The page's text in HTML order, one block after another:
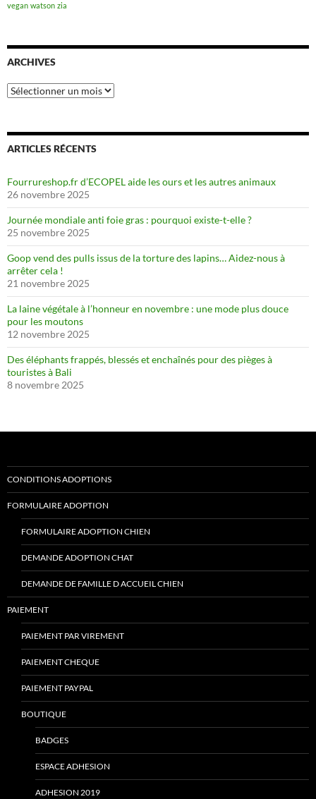
vegan watson zia
ARCHIVES
Archives
ARTICLES RÉCENTS
Fourrureshop.fr d’ECOPEL aide les ours et les autres animaux
26 novembre 2025
Journée mondiale anti foie gras : pourquoi existe-t-elle ?
25 novembre 2025
Goop vend des pulls issus de la torture des lapins… Aidez-nous à
arrêter cela !
21 novembre 2025
La laine végétale à l’honneur en novembre : une mode plus douce
pour les moutons
12 novembre 2025
Des éléphants frappés, blessés et enchaînés pour des pièges à
touristes à Bali
8 novembre 2025
CONDITIONS ADOPTIONS
FORMULAIRE ADOPTION
FORMULAIRE ADOPTION CHIEN
DEMANDE ADOPTION CHAT
DEMANDE DE FAMILLE D ACCUEIL CHIEN
PAIEMENT
PAIEMENT PAR VIREMENT
PAIEMENT CHEQUE
PAIEMENT PAYPAL
BOUTIQUE
BADGES
ESPACE ADHESION
ADHESION 2019